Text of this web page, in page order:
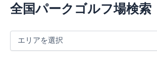
全国パークゴルフ場検索